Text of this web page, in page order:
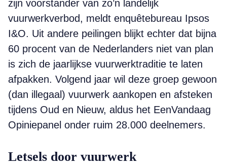
zijn voorstander van zo’n landelijk
vuurwerkverbod, meldt enquêtebureau Ipsos
I&O. Uit andere peilingen blijkt echter dat bijna
60 procent van de Nederlanders niet van plan
is zich de jaarlijkse vuurwerktraditie te laten
afpakken. Volgend jaar wil deze groep gewoon
(dan illegaal) vuurwerk aankopen en afsteken
tijdens Oud en Nieuw, aldus het EenVandaag
Opiniepanel onder ruim 28.000 deelnemers.
Letsels door vuurwerk